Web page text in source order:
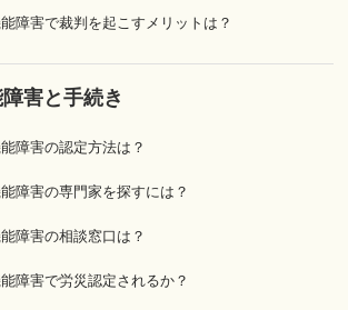
障害で裁判を起こすメリットは？
害と手続き
障害の認定方法は？
障害の専門家を探すには？
障害の相談窓口は？
障害で労災認定されるか？